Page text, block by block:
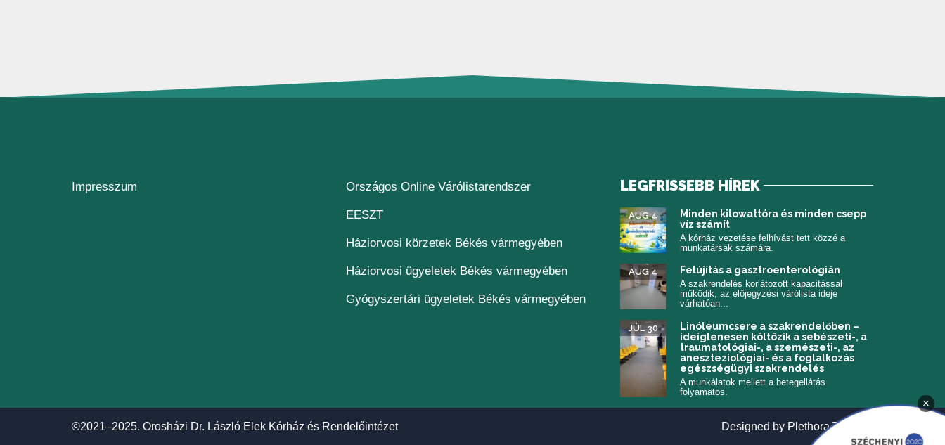
Impresszum Országos Online Várólistarendszer(új ablakban nyílik meg)
EESZT(új ablakban nyílik meg)
Háziorvosi körzetek Békés vármegyében
Háziorvosi ügyeletek Békés vármegyében
Gyógyszertári ügyeletek Békés vármegyében
LEGFRISSEBB HÍREK
Minden kilowattóra és minden csepp
víz számít
AUG 4
A kórház vezetése felhívást tett közzé a
munkatársak számára.
Felújítás a gasztroenterológián
AUG 4
A szakrendelés korlátozott kapacitással
működik, az előjegyzési várólista ideje
várhatóan...
Linóleumcsere a szakrendelőben –
ideiglenesen költözik a sebészeti-, a
traumatológiai-, a szemészeti-, az
aneszteziológiai- és a foglalkozás
egészségügyi szakrendelés
JÚL 30
A munkálatok mellett a betegellátás
folyamatos.
©2021–2025. Orosházi Dr. László Elek Kórház és Rendelőintézet Designed by Plethora Themes
×